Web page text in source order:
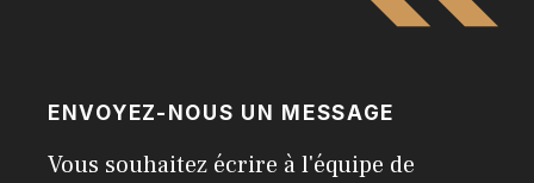
ENVOYEZ-NOUS UN MESSAGE
Vous souhaitez écrire à l'équipe de